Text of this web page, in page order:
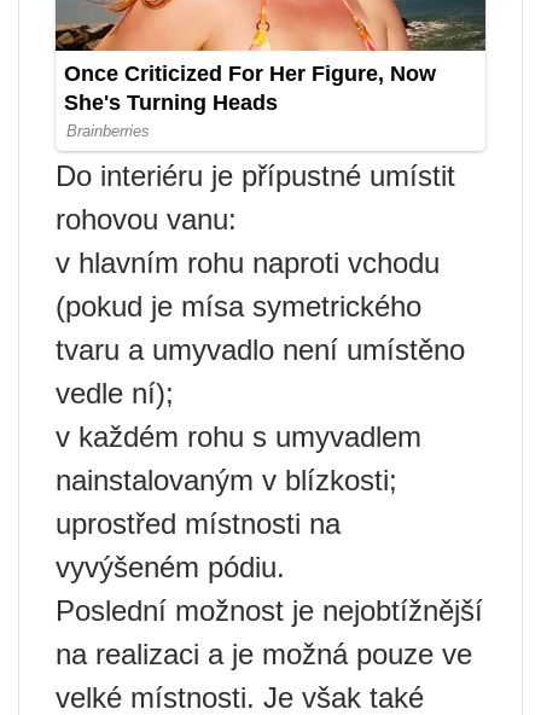
Do interiéru je přípustné umístit
rohovou vanu:
v hlavním rohu naproti vchodu
(pokud je mísa symetrického
tvaru a umyvadlo není umístěno
vedle ní);
v každém rohu s umyvadlem
nainstalovaným v blízkosti;
uprostřed místnosti na
vyvýšeném pódiu.
Poslední možnost je nejobtížnější
na realizaci a je možná pouze ve
velké místnosti. Je však také